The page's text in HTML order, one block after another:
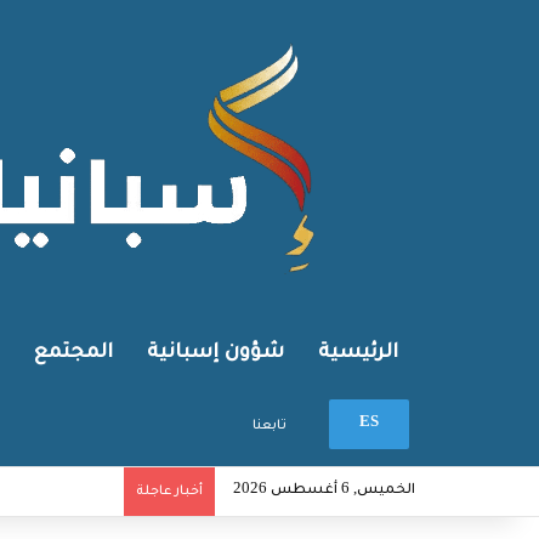
الرئيسية شؤون إسبانية المجتمع
ES تابعنا
الخميس, 6 أغسطس 2026 أخبار عاجلة